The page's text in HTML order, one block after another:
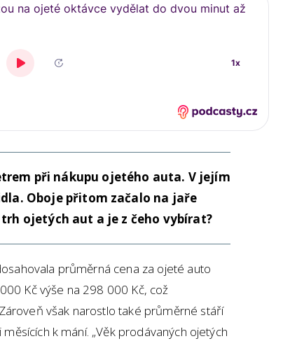
při nákupu ojetého auta. V jejím
Oboje přitom začalo na jaře
ojetých aut a je z čeho vybírat?
průměrná cena za ojeté auto
Kč výše na 298 000 Kč, což
však narostlo také průměrné stáří
k mání. „Věk prodávaných ojetých